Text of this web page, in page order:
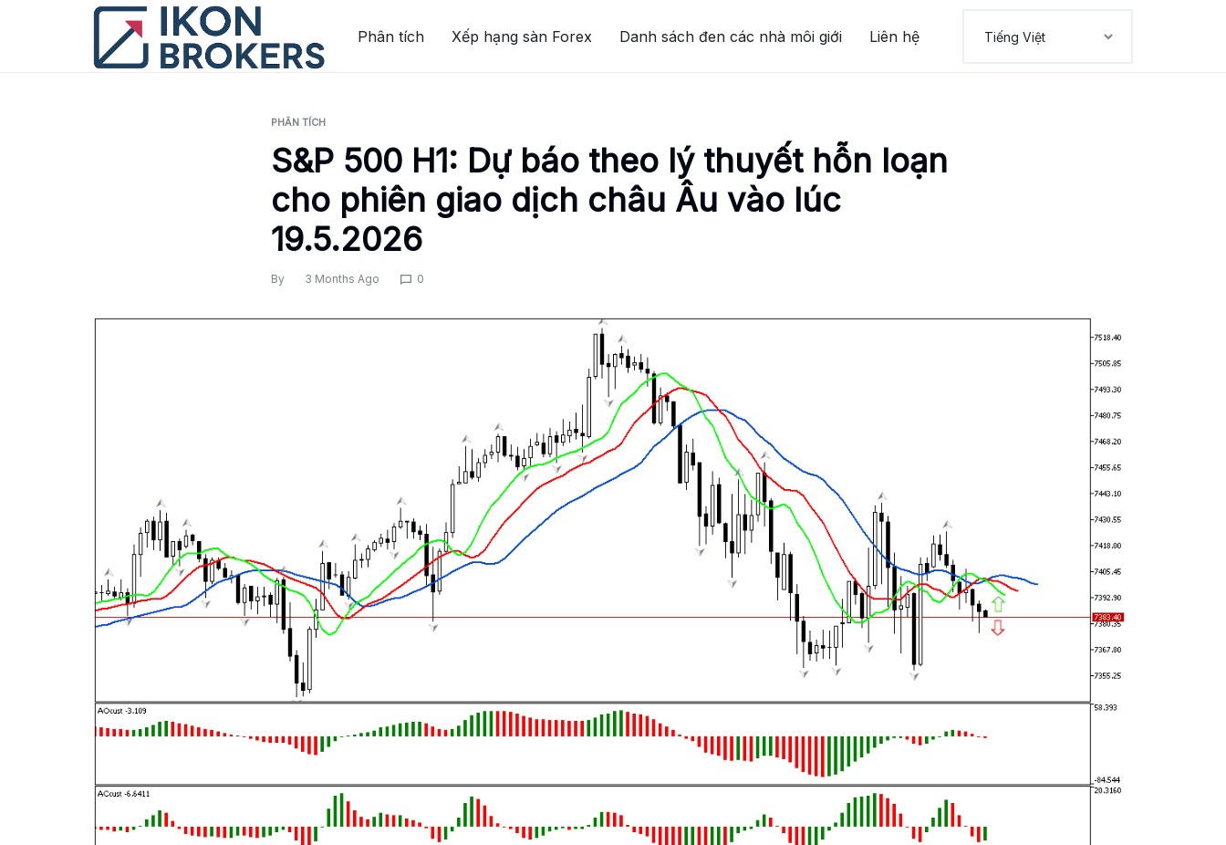
Phân tích Xếp hạng sàn Forex Danh sách đen các nhà môi giới Liên hệ
PHÂN TÍCH
S&P 500 H1: Dự báo theo lý thuyết hỗn loạn
cho phiên giao dịch châu Âu vào lúc
19.5.2026
By 3 Months Ago 0